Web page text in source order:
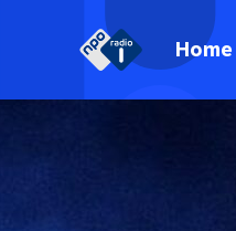
Home